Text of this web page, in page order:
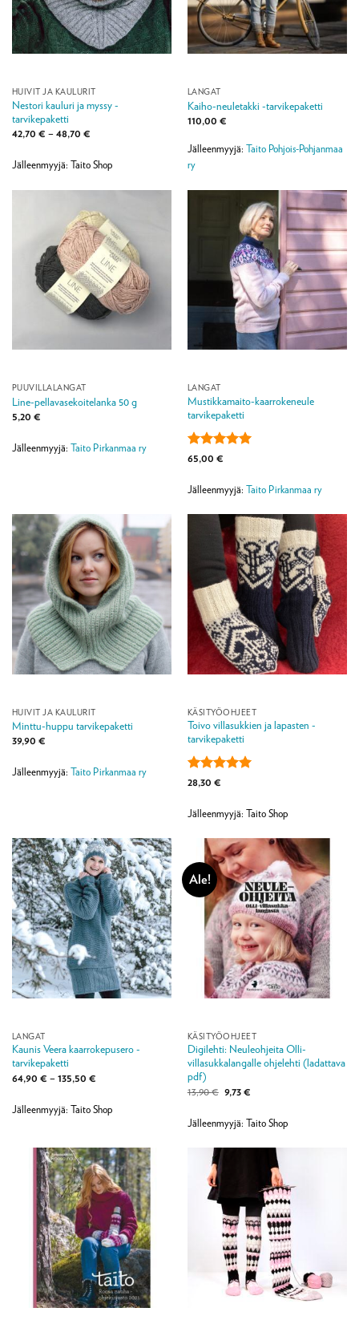
HUIVIT JA KAULURIT
Nestori kauluri ja myssy -
tarvikepaketti
42,70 € – 48,70 €Hintaluokka:
48,70 €
Jälleenmyyjä: Taito Shop
LANGAT
Kaiho-neuletakki -tarvikepaketti
110,00 €
Jälleenmyyjä: Taito Pohjois-Pohjanmaa
ry
PUUVILLALANGAT
Line-pellavasekoitelanka 50 g
5,20 €
Jälleenmyyjä: Taito Pirkanmaa ry
LANGAT
Mustikkamaito-kaarrokeneule
tarvikepaketti
Arvostelu
/ 5
65,00 €
Jälleenmyyjä: Taito Pirkanmaa ry
HUIVIT JA KAULURIT
Minttu-huppu tarvikepaketti
39,90 €
Jälleenmyyjä: Taito Pirkanmaa ry
KÄSITYÖOHJEET
Toivo villasukkien ja lapasten -
tarvikepaketti
Arvostelu
/ 5
28,30 €
Jälleenmyyjä: Taito Shop
LANGAT
Kaunis Veera kaarrokepusero -
tarvikepaketti
64,90 € – 135,50 €Hintaluokka:
135,50 €
Jälleenmyyjä: Taito Shop
Ale!
KÄSITYÖOHJEET
Digilehti: Neuleohjeita Olli-
villasukkalangalle ohjelehti (ladattava
pdf)
13,90€ Alkuperäinen
hinta
13,90 €.
9,73€Nykyinen
9,73 €.
Jälleenmyyjä: Taito Shop